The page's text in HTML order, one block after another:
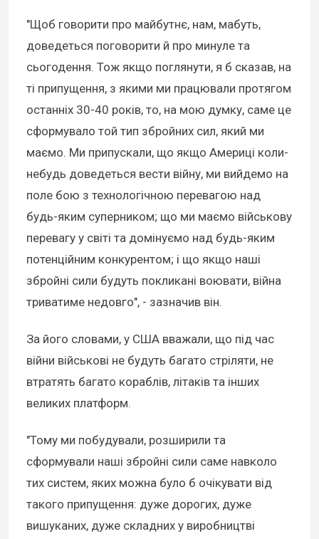
"Щоб говорити про майбутнє, нам, мабуть,
доведеться поговорити й про минуле та
сьогодення. Тож якщо поглянути, я б сказав, на
ті припущення, з якими ми працювали протягом
останніх 30-40 років, то, на мою думку, саме це
сформувало той тип збройних сил, який ми
маємо. Ми припускали, що якщо Америці коли-
небудь доведеться вести війну, ми вийдемо на
поле бою з технологічною перевагою над
будь-яким суперником; що ми маємо військову
перевагу у світі та домінуємо над будь-яким
потенційним конкурентом; і що якщо наші
збройні сили будуть покликані воювати, війна
триватиме недовго", - зазначив він.
За його словами, у США вважали, що під час
війни військові не будуть багато стріляти, не
втратять багато кораблів, літаків та інших
великих платформ.
"Тому ми побудували, розширили та
сформували наші збройні сили саме навколо
тих систем, яких можна було б очікувати від
такого припущення: дуже дорогих, дуже
вишуканих, дуже складних у виробництві